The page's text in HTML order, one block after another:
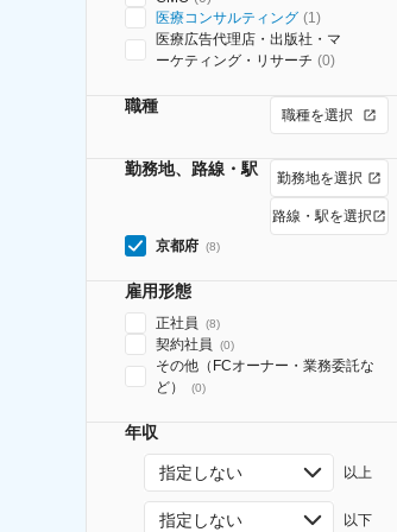
医療コンサルティング (1)
医療広告代理店・出版社・マ
ーケティング・リサーチ (0)
職種 職種を選択
勤務地、路線・駅 勤務地を選択
路線・駅を選択
京都府 (8)
雇用形態
正社員 (8)
契約社員 (0)
その他（FCオーナー・業務委託な
ど）
(0)
年収
指定しない 以上
指定しない 以下